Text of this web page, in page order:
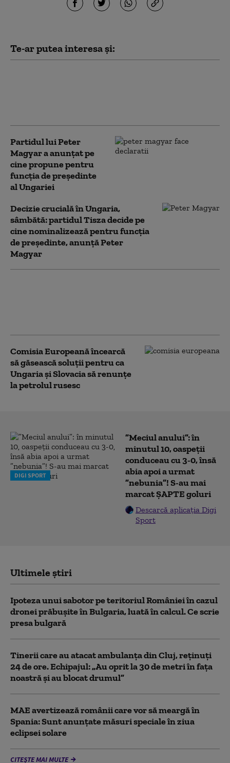
Te-ar putea interesa și:
Partidul lui Peter
Magyar a anunțat pe
cine propune pentru
funcția de președinte
al Ungariei
Decizie crucială în Ungaria,
sâmbătă: partidul Tisza decide pe
cine nominalizează pentru funcția
de președinte, anunță Peter
Magyar
Comisia Europeană încearcă
să găsească soluții pentru ca
Ungaria și Slovacia să renunțe
la petrolul rusesc
DIGI SPORT
”Meciul anului”: în
minutul 10, oaspeții
conduceau cu 3-0, însă
abia apoi a urmat
”nebunia”! S-au mai
marcat ȘAPTE goluri
Descarcă aplicația Digi
Sport
Ultimele știri
Ipoteza unui sabotor pe teritoriul României în cazul
dronei prăbușite în Bulgaria, luată în calcul. Ce scrie
presa bulgară
Tinerii care au atacat ambulanța din Cluj, reținuți
24 de ore. Echipajul: „Au oprit la 30 de metri în fața
noastră și au blocat drumul”
MAE avertizează românii care vor să meargă în
Spania: Sunt anunțate măsuri speciale în ziua
eclipsei solare
CITEȘTE MAI MULTE